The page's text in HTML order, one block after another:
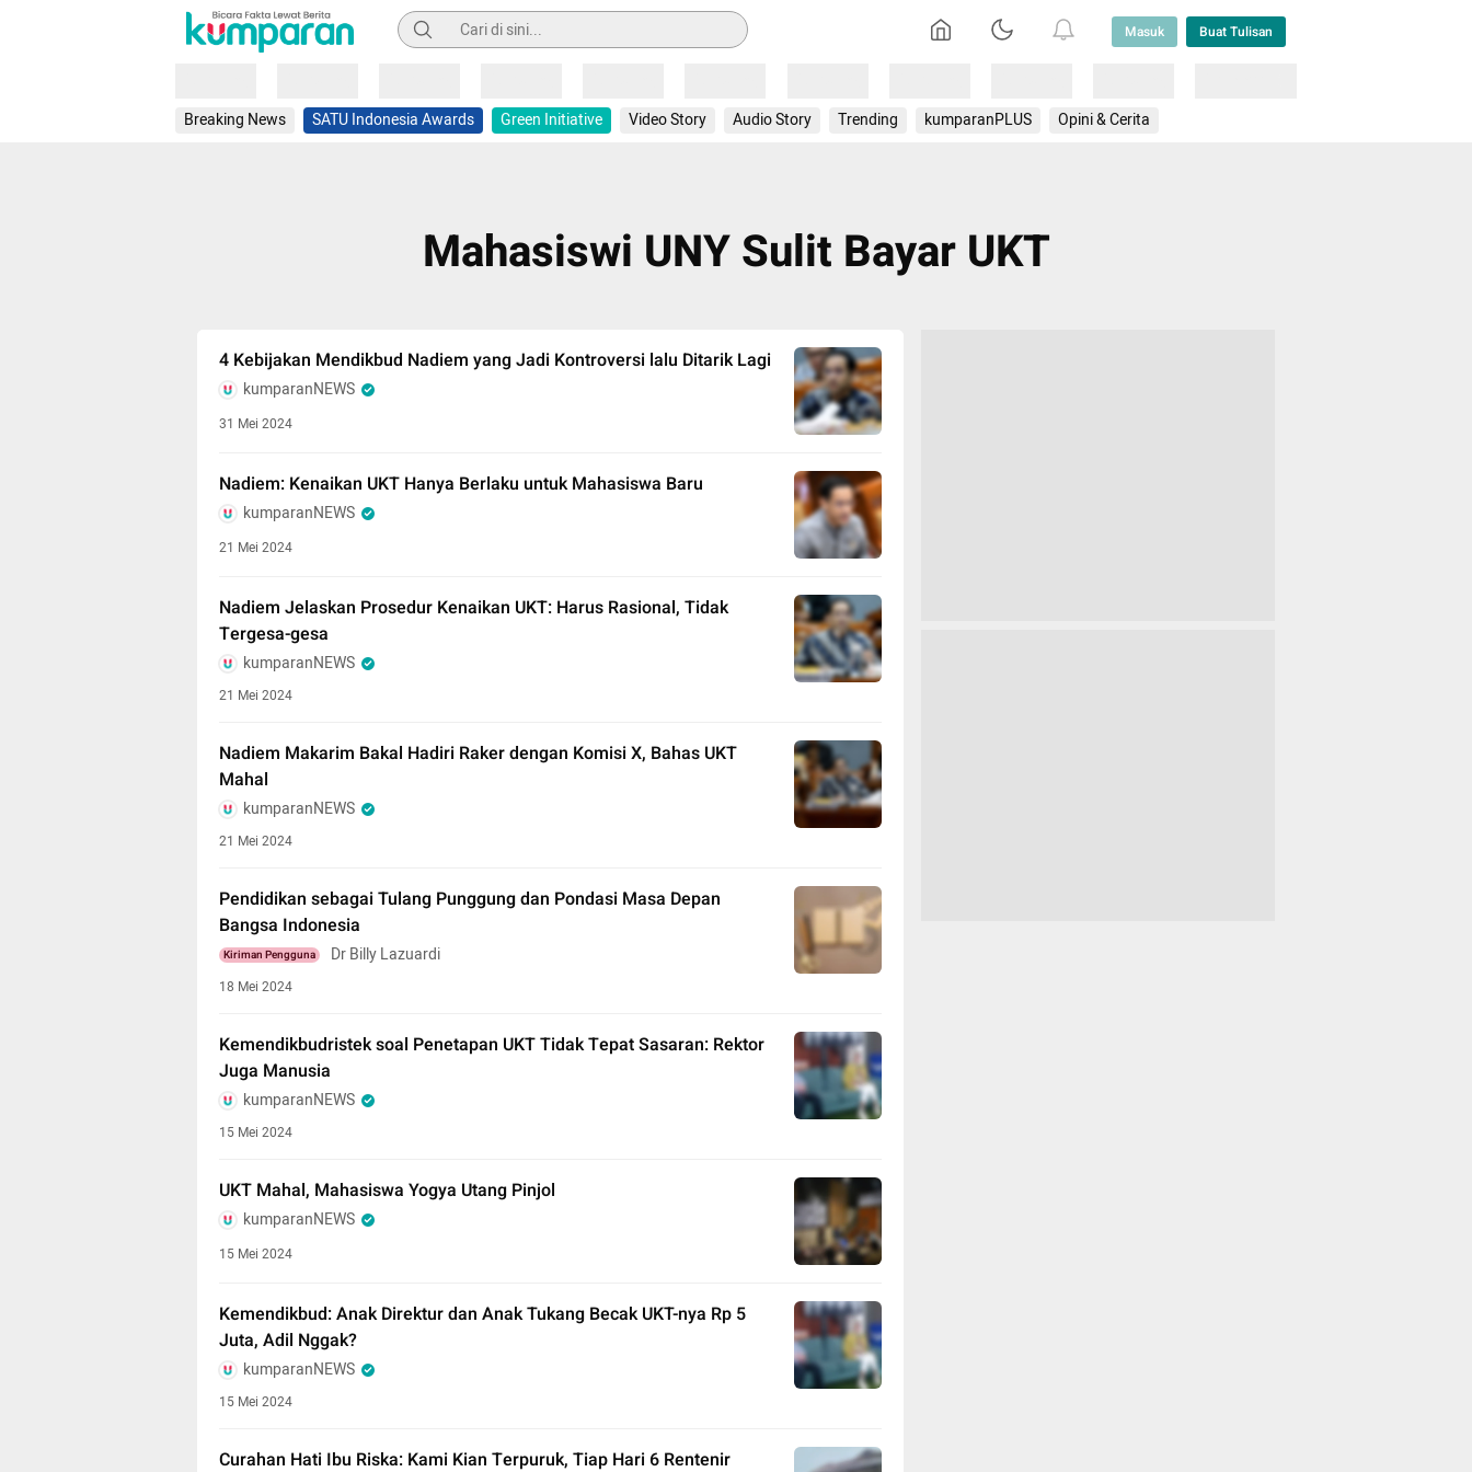
Pencarian Masuk Buat Tulisan
Breaking News SATU Indonesia Awards Green Initiative Video Story Audio Story Trending kumparanPLUS Opini & Cerita
Mahasiswi UNY Sulit Bayar UKT
4 Kebijakan Mendikbud Nadiem yang Jadi Kontroversi lalu Ditarik Lagi
kumparanNEWS
31 Mei 2024
Nadiem: Kenaikan UKT Hanya Berlaku untuk Mahasiswa Baru
kumparanNEWS
21 Mei 2024
Nadiem Jelaskan Prosedur Kenaikan UKT: Harus Rasional, Tidak
Tergesa-gesa
kumparanNEWS
21 Mei 2024
Nadiem Makarim Bakal Hadiri Raker dengan Komisi X, Bahas UKT
Mahal
kumparanNEWS
21 Mei 2024
Pendidikan sebagai Tulang Punggung dan Pondasi Masa Depan
Bangsa Indonesia
Kiriman Pengguna Dr Billy Lazuardi
18 Mei 2024
Kemendikbudristek soal Penetapan UKT Tidak Tepat Sasaran: Rektor
Juga Manusia
kumparanNEWS
15 Mei 2024
UKT Mahal, Mahasiswa Yogya Utang Pinjol
kumparanNEWS
15 Mei 2024
Kemendikbud: Anak Direktur dan Anak Tukang Becak UKT-nya Rp 5
Juta, Adil Nggak?
kumparanNEWS
15 Mei 2024
Curahan Hati Ibu Riska: Kami Kian Terpuruk, Tiap Hari 6 Rentenir